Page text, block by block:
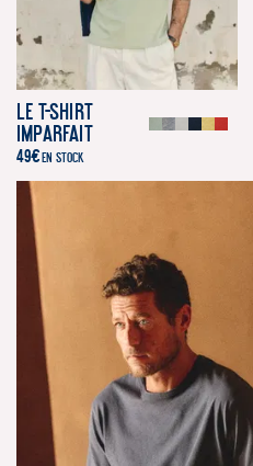
Le T-Shirt
Imparfait
49€ EN STOCK